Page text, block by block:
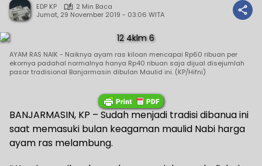
EDP KP
2 Min Baca
Jumat, 29 November 2019 - 03:06 WITA
AYAM RAS NAIK - Naiknya ayam ras kiloan mencapai Rp60 ribuan per
ekornya padahal normalnya hanya Rp40 ribuan saja dijual disejumlah
pasar tradisional Banjarmasin dibulan Maulid ini. (KP/Hifni)
BANJARMASIN, KP – Sudah menjadi tradisi dibanua ini
saat memasuki bulan keagaman maulid Nabi harga
ayam ras melambung.